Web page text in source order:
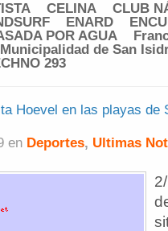
CELINA
CLUB
ENARD
POR AGUA
Municipalidad de San
293
Hoevel en las playas de
en Deportes, Ultimas